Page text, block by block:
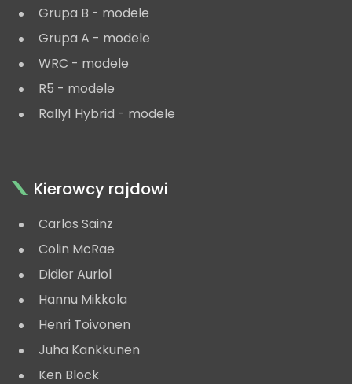
Grupa B - modele
Grupa A - modele
WRC - modele
R5 - modele
Rally1 Hybrid - modele
Kierowcy rajdowi
Carlos Sainz
Colin McRae
Didier Auriol
Hannu Mikkola
Henri Toivonen
Juha Kankkunen
Ken Block